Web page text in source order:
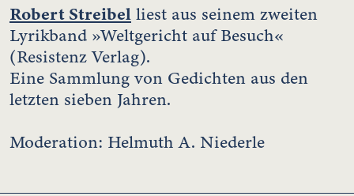
Robert Streibel liest aus seinem zweiten
Lyrikband »Weltgericht auf Besuch«
(Resistenz Verlag).
Eine Sammlung von Gedichten aus den
letzten sieben Jahren.
Moderation: Helmuth A. Niederle